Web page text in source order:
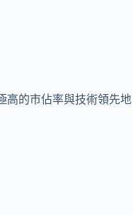
高的市佔率與技術領先地